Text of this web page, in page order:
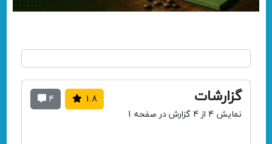
4 1.8 گزارشات
نمایش 4 از 4 گزارش در صفحه 1